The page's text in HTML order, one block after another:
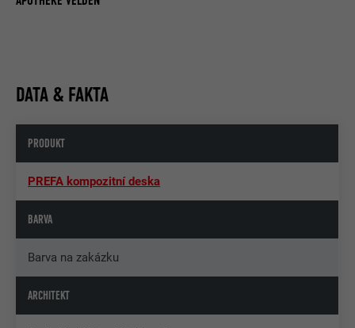
DATA & FAKTA
PRODUKT
PREFA kompozitní deska
BARVA
Barva na zakázku
ARCHITEKT